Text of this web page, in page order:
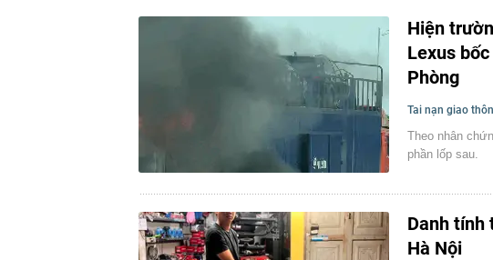
Hiện
Lexus
Phòng
Tai nạn giao
Theo nhân
phần lốp sau.
Danh tính
Hà Nội